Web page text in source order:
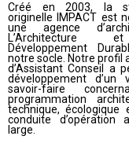
Créé en 2003, la
originelle IMPACT est
une agence
Développement
notre socle. Notre profil
d’Assistant Conseil a
développement d’un
savoir-faire
programmation
technique, écologique
conduite d’opération
large.